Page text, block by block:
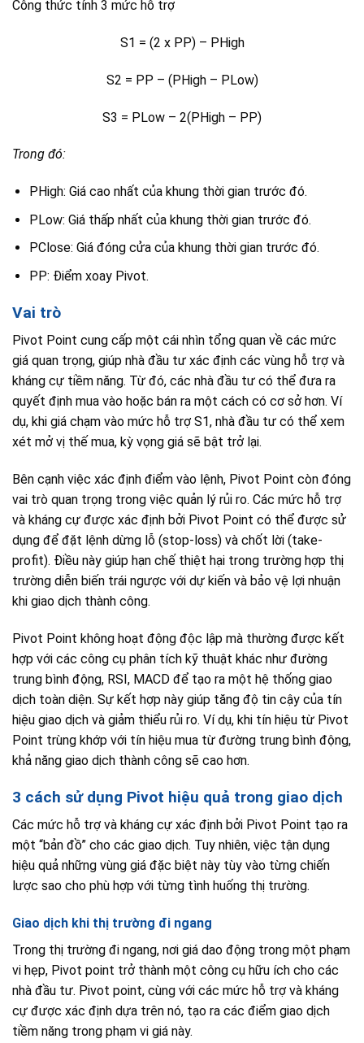
Công thức tính 3 mức hỗ trợ
S1 = (2 x PP) – PHigh
S2 = PP – (PHigh – PLow)
S3 = PLow – 2(PHigh – PP)
Trong đó:
PHigh: Giá cao nhất của khung thời gian trước đó.
PLow: Giá thấp nhất của khung thời gian trước đó.
PClose: Giá đóng cửa của khung thời gian trước đó.
PP: Điểm xoay Pivot.
Vai trò
Pivot Point cung cấp một cái nhìn tổng quan về các mức
giá quan trọng, giúp nhà đầu tư xác định các vùng hỗ trợ và
kháng cự tiềm năng. Từ đó, các nhà đầu tư có thể đưa ra
quyết định mua vào hoặc bán ra một cách có cơ sở hơn. Ví
dụ, khi giá chạm vào mức hỗ trợ S1, nhà đầu tư có thể xem
xét mở vị thế mua, kỳ vọng giá sẽ bật trở lại.
Bên cạnh việc xác định điểm vào lệnh, Pivot Point còn đóng
vai trò quan trọng trong việc quản lý rủi ro. Các mức hỗ trợ
và kháng cự được xác định bởi Pivot Point có thể được sử
dụng để đặt lệnh dừng lỗ (stop-loss) và chốt lời (take-
profit). Điều này giúp hạn chế thiệt hại trong trường hợp thị
trường diễn biến trái ngược với dự kiến và bảo vệ lợi nhuận
khi giao dịch thành công.
Pivot Point không hoạt động độc lập mà thường được kết
hợp với các công cụ phân tích kỹ thuật khác như đường
trung bình động, RSI, MACD để tạo ra một hệ thống giao
dịch toàn diện. Sự kết hợp này giúp tăng độ tin cậy của tín
hiệu giao dịch và giảm thiểu rủi ro. Ví dụ, khi tín hiệu từ Pivot
Point trùng khớp với tín hiệu mua từ đường trung bình động,
khả năng giao dịch thành công sẽ cao hơn.
3 cách sử dụng Pivot hiệu quả trong giao dịch
Các mức hỗ trợ và kháng cự xác định bởi Pivot Point tạo ra
một “bản đồ” cho các giao dịch. Tuy nhiên, việc tận dụng
hiệu quả những vùng giá đặc biệt này tùy vào từng chiến
lược sao cho phù hợp với từng tình huống thị trường.
Giao dịch khi thị trường đi ngang
Trong thị trường đi ngang, nơi giá dao động trong một phạm
vi hẹp, Pivot point trở thành một công cụ hữu ích cho các
nhà đầu tư. Pivot point, cùng với các mức hỗ trợ và kháng
cự được xác định dựa trên nó, tạo ra các điểm giao dịch
tiềm năng trong phạm vi giá này.